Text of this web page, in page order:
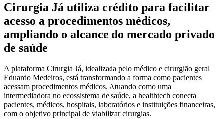
Cirurgia Já utiliza crédito para facilitar
acesso a procedimentos médicos,
ampliando o alcance do mercado privado
de saúde
A plataforma Cirurgia Já, idealizada pelo médico e cirurgião geral
Eduardo Medeiros, está transformando a forma como pacientes
acessam procedimentos médicos. Atuando como uma
intermediadora no ecossistema de saúde, a healthtech conecta
pacientes, médicos, hospitais, laboratórios e instituições financeiras,
com o objetivo principal de viabilizar cirurgias.